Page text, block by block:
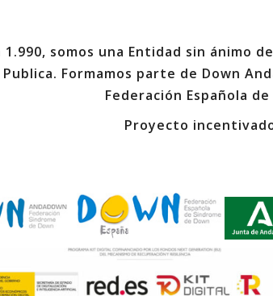
1.990, somos una Entidad sin ánimo
Formamos parte de Down
Federación Española
Proyecto